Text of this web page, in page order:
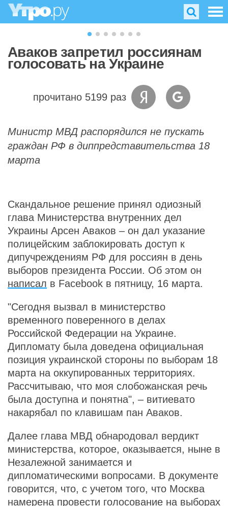
Аваков запретил россиянам
голосовать на Украине
прочитано 5199 раз
Министр МВД распорядился не пускать
граждан РФ в диппредставительства 18
марта
Скандальное решение принял одиозный
глава Министерства внутренних дел
Украины Арсен Аваков – он дал указание
полицейским заблокировать доступ к
дипучреждениям РФ для россиян в день
выборов президента России. Об этом он
написал в Facebook в пятницу, 16 марта.
"Сегодня вызвал в министерство
временного поверенного в делах
Российской Федерации на Украине.
Дипломату была доведена официальная
позиция украинской стороны по выборам 18
марта на оккупированных территориях.
Рассчитываю, что моя слобожанская речь
была доступна и понятна", – витиевато
накарябал по клавишам пан Аваков.
Далее глава МВД обнародовал вердикт
министерства, которое, оказывается, ныне в
Незалежной занимается и
дипломатическими вопросами. В документе
говорится, что, с учетом того, что Москва
намерена провести голосование на выборах